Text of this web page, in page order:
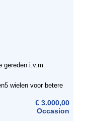
gereden i.v.m.
wielen voor betere
€ 3.000,00
Occasion